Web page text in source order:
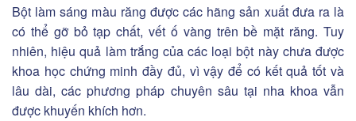
Bột làm sáng màu răng được các hãng sản xuất đưa ra là
có thể gỡ bỏ tạp chất, vết ố vàng trên bề mặt răng. Tuy
nhiên, hiệu quả làm trắng của các loại bột này chưa được
khoa học chứng minh đầy đủ, vì vậy để có kết quả tốt và
lâu dài, các phương pháp chuyên sâu tại nha khoa vẫn
được khuyến khích hơn.